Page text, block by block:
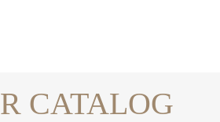
CATALOG